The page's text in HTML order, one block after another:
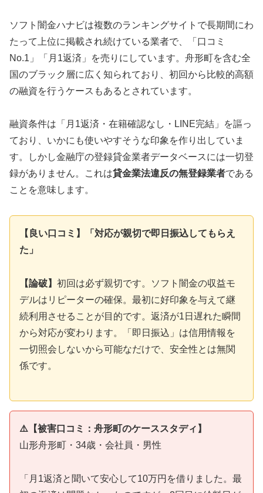
ソフト闇金ハナビは複数のランキングサイトで長期間にわ
たって上位に掲載され続けている業者で、「口コミ
No.1」「月1返済」を売りにしています。舟形町を含む全
国のブラック層に広く知られており、初回から比較的高額
の融資を行うケースもあるとされています。
融資条件は「月1返済・在籍確認なし・LINE完結」を謳っ
ており、いかにも使いやすそうな印象を作り出していま
す。しかし金融庁の登録貸金業者データベースには一切登
録がありません。これは貸金業法違反の無登録業者である
ことを意味します。
【良い口コミ】「対応が親切で即日振込してもらえ
た」
【論破】 初回は必ず親切です。ソフト闇金の収益モ
デルはリピーターの確保。最初に好印象を与えて継
続利用させることが目的です。返済が1日遅れた瞬間
から対応が変わります。「即日振込」は信用情報を
一切照会しないから可能なだけで、安全性とは無関
係です。
⚠️【被害口コミ：舟形町のケーススタディ】
山形舟形町・34歳・会社員・男性
「月1返済と聞いて安心して10万円を借りました。最